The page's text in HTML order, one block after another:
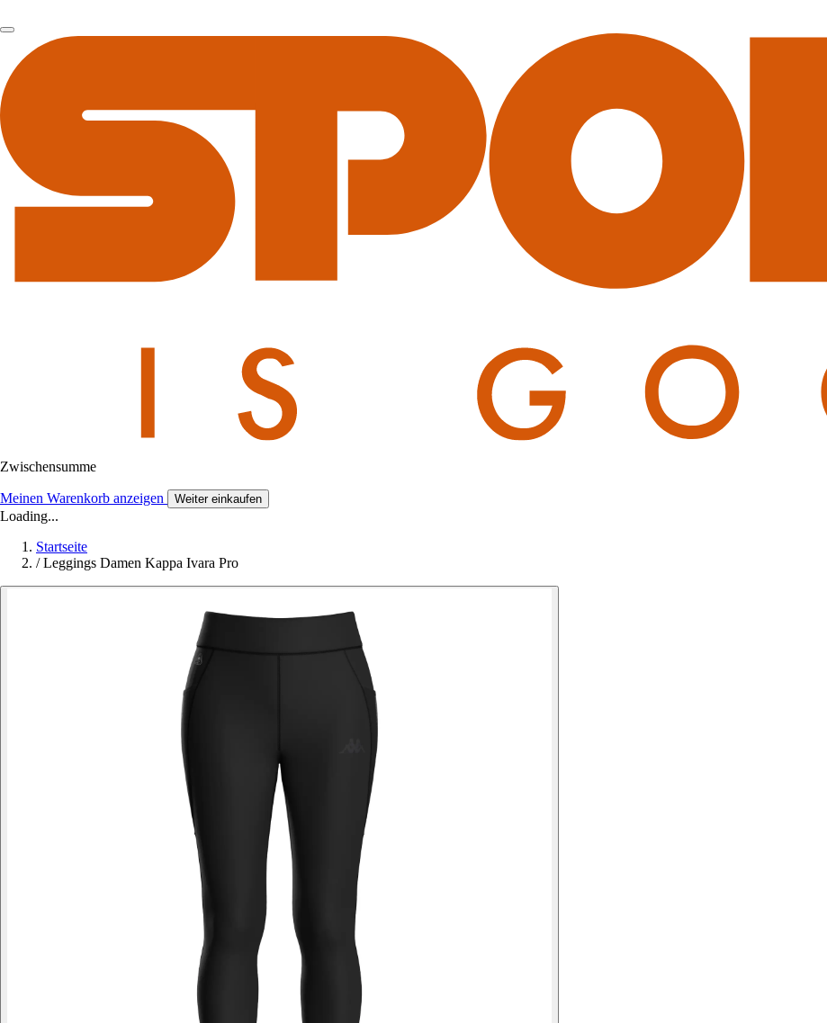
Zwischensumme
Meinen Warenkorb anzeigen Weiter einkaufen
Loading...
Startseite
/ Leggings Damen Kappa Ivara Pro